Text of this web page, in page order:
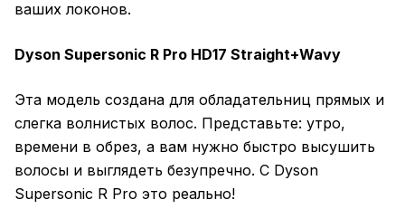
ваших локонов.
Dyson Supersonic R Pro HD17 Straight+Wavy
Эта модель создана для обладательниц прямых и
слегка волнистых волос. Представьте: утро,
времени в обрез, а вам нужно быстро высушить
волосы и выглядеть безупречно. С Dyson
Supersonic R Pro это реально!